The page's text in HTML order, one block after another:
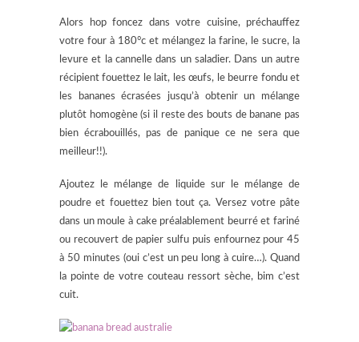
Alors hop foncez dans votre cuisine, préchauffez
votre four à 180°c et mélangez la farine, le sucre, la
levure et la cannelle dans un saladier. Dans un autre
récipient fouettez le lait, les œufs, le beurre fondu et
les bananes écrasées jusqu’à obtenir un mélange
plutôt homogène (si il reste des bouts de banane pas
bien écrabouillés, pas de panique ce ne sera que
meilleur!!).
Ajoutez le mélange de liquide sur le mélange de
poudre et fouettez bien tout ça. Versez votre pâte
dans un moule à cake préalablement beurré et fariné
ou recouvert de papier sulfu puis enfournez pour 45
à 50 minutes (oui c’est un peu long à cuire…). Quand
la pointe de votre couteau ressort sèche, bim c’est
cuit.